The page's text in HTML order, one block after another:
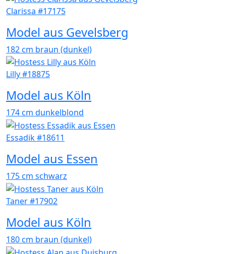
Clarissa #17175
Model aus Gevelsberg
182 cm braun (dunkel)
Lilly #18875
Model aus Köln
174 cm dunkelblond
Essadik #18611
Model aus Essen
175 cm schwarz
Taner #17902
Model aus Köln
180 cm braun (dunkel)